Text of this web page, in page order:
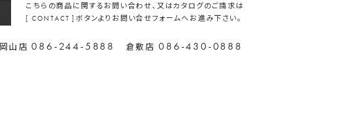
こちらの商品に関するお問い合わせ、又はカタログのご請求は
[ CONTACT ]ボタンよりお問い合せフォームへお進み下さい。
岡山店086-244-5888 倉敷店 086-430-0888